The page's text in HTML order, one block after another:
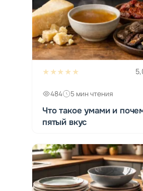
★★★★★
484 5 мин чтения
Что такое умами и
пятый вкус